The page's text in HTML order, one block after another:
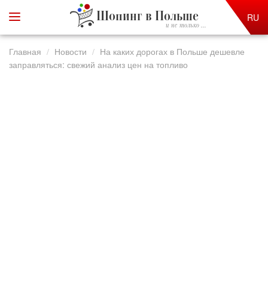
Шопинг в Польше
и не только ...
RU
Главная Новости
На каких дорогах в Польше дешевле
заправляться: свежий анализ цен на топливо